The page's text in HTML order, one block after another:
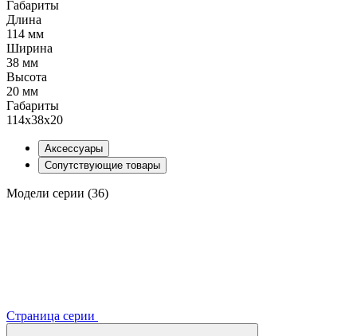
Габариты
Длина
114 мм
Ширина
38 мм
Высота
20 мм
Габариты
114x38x20
Аксессуары
Сопутствующие товары
Модели серии (36)
Страница серии